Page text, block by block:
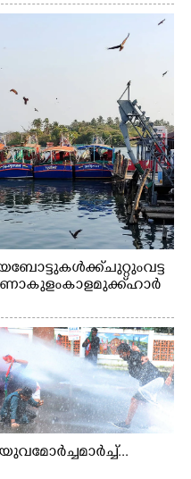
ചുറ്റും വട്ട
കാളമുക്ക് ഹാർ
യുവമോർച്ചമാർച്ച്...